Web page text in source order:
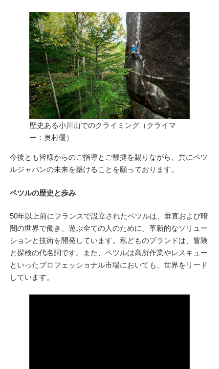
歴史ある小川山でのクライミング（クライマ
ー：奥村優）
今後とも皆様からのご指導とご鞭撻を賜りながら、共にペツ
ルジャパンの未来を築けることを願っております。
ペツルの歴史と歩み
50年以上前にフランスで設立されたペツルは、垂直および暗
闇の世界で働き、遊ぶ全ての人のために、革新的なソリュー
ションと技術を開発しています。私どものブランドは、冒険
と探検の代名詞です。また、ペツルは高所作業やレスキュー
といったプロフェッショナル市場においても、世界をリード
しています。